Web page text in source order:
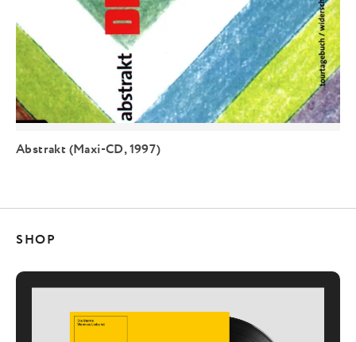
Abstrakt (Maxi-CD, 1997)
SHOP